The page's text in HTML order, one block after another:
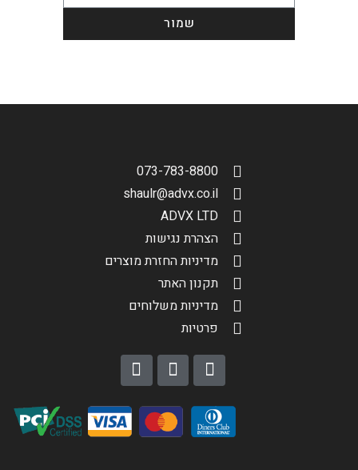
שמור
073-783-8800
shaulr@advx.co.il
ADVX LTD
הצהרת נגישות
מדיניות החזרת מוצרים
תקנון האתר
מדיניות משלוחים
פרטיות
הגדר סוג האופנוע שלך
סינון תוצאות
שליחה